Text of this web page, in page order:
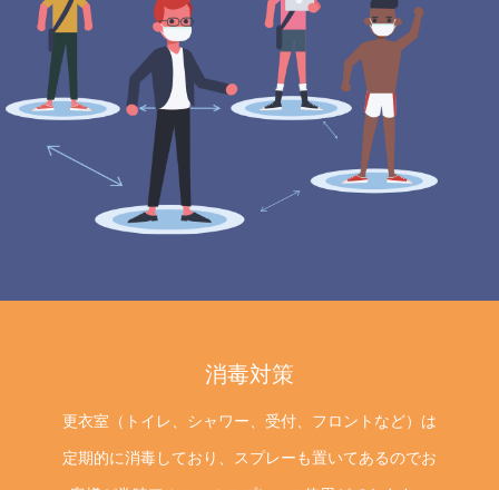
消毒対策
更衣室（トイレ、シャワー、受付、フロントなど）は
定期的に消毒しており、スプレーも置いてあるのでお